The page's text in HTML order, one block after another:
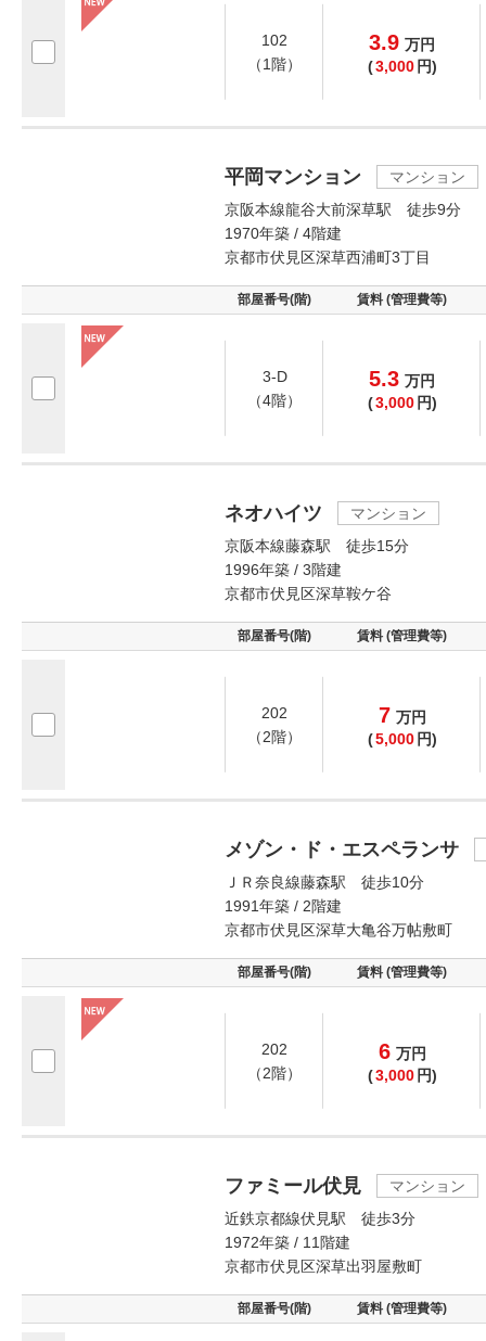
102
（1階）
3.9 万円
(3,000 円)
平岡マンション
マンション
京阪本線龍谷大前深草駅 徒歩9分
1970年築 / 4階建
京都市伏見区深草西浦町3丁目
部屋番号(階) 賃料 (管理費等)
3-D
（4階）
5.3 万円
(3,000 円)
ネオハイツ
マンション
京阪本線藤森駅 徒歩15分
1996年築 / 3階建
京都市伏見区深草鞍ケ谷
部屋番号(階) 賃料 (管理費等)
202
（2階）
7 万円
(5,000 円)
メゾン・ド・エスペランサ
ＪＲ奈良線藤森駅 徒歩10分
1991年築 / 2階建
京都市伏見区深草大亀谷万帖敷町
部屋番号(階) 賃料 (管理費等)
202
（2階）
6 万円
(3,000 円)
ファミール伏見
マンション
近鉄京都線伏見駅 徒歩3分
1972年築 / 11階建
京都市伏見区深草出羽屋敷町
部屋番号(階) 賃料 (管理費等)